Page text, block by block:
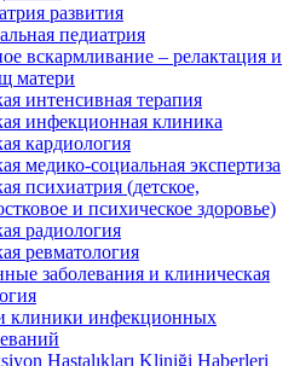
развития
педиатрия
вскармливание – релактация и
матери
интенсивная терапия
инфекционная клиника
кардиология
медико-социальная экспертиза
психиатрия (детское,
и психическое здоровье)
радиология
ревматология
заболевания и клиническая
клиники инфекционных
Hastalıkları Kliniği Haberleri